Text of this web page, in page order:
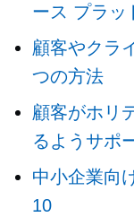
ース プラッ
顧客やクラ
つの方法
顧客がホリ
るようサポ
中小企業向
10